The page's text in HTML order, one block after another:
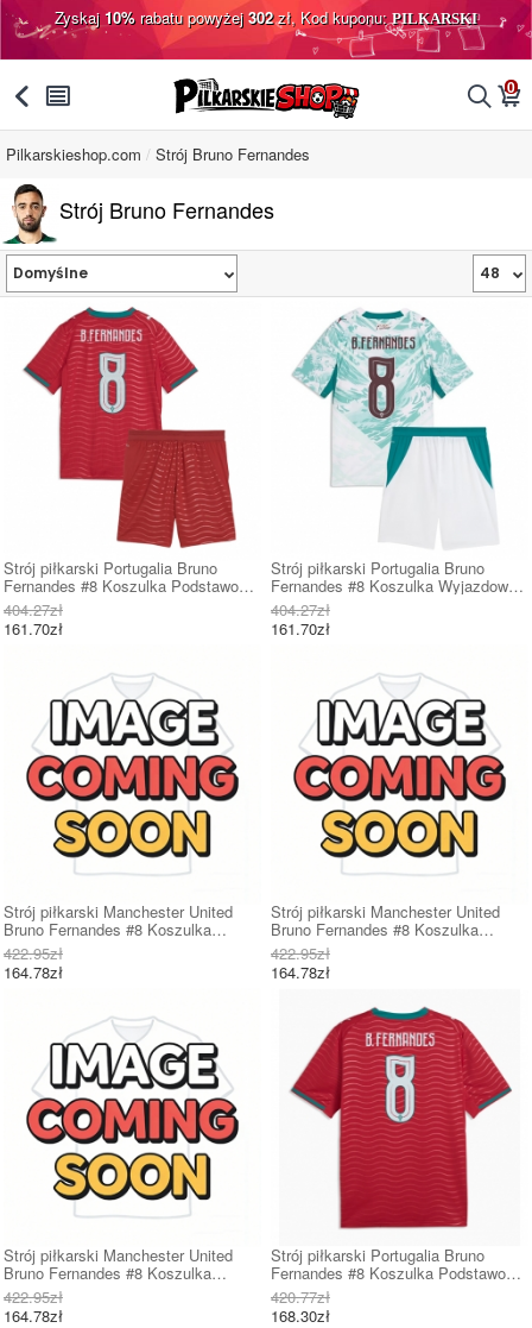
Zyskaj10%rabatu powyżej302zł, Kod kuponu:PILKARSKI
󰅯 󰂩 󰂨 0
󰃦
Pilkarskieshop.com Strój Bruno Fernandes
Strój Bruno Fernandes
Strój piłkarski Portugalia Bruno
Fernandes #8 Koszulka Podstawowej
dziecięce MŚ 2026 Krótki Rękaw (+
Krótkie spodenki)
404.27zł
161.70zł
Strój piłkarski Portugalia Bruno
Fernandes #8 Koszulka Wyjazdowej
dziecięce MŚ 2026 Krótki Rękaw (+
Krótkie spodenki)
404.27zł
161.70zł
Strój piłkarski Manchester United
Bruno Fernandes #8 Koszulka
Podstawowej dziecięce 2026-27
Krótki Rękaw (+ Krótkie spodenki)
422.95zł
164.78zł
Strój piłkarski Manchester United
Bruno Fernandes #8 Koszulka
Wyjazdowej dziecięce 2026-27 Krótki
Rękaw (+ Krótkie spodenki)
422.95zł
164.78zł
Strój piłkarski Manchester United
Bruno Fernandes #8 Koszulka
Trzeciej dziecięce 2026-27 Krótki
Rękaw (+ Krótkie spodenki)
422.95zł
164.78zł
Strój piłkarski Portugalia Bruno
Fernandes #8 Koszulka Podstawowej
MŚ 2026 Krótki Rękaw
420.77zł
168.30zł